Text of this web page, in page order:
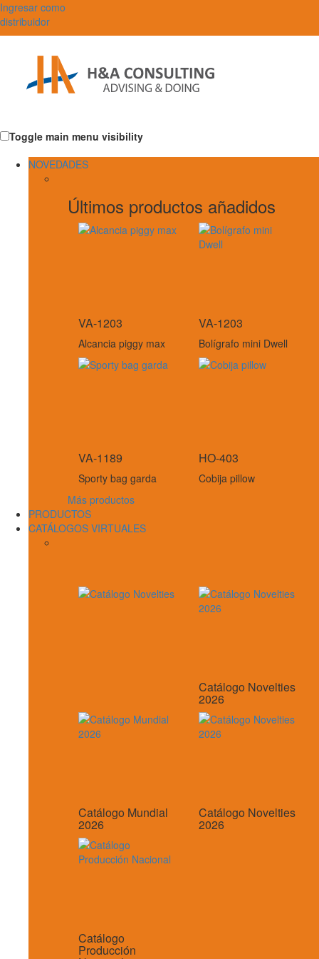
Ingresar como
distribuidor
Toggle main menu visibility
NOVEDADES
Últimos productos añadidos
VA-1203
Alcancia piggy max
VA-1203
Bolígrafo mini Dwell
VA-1189
Sporty bag garda
HO-403
Cobija pillow
Más productos
PRODUCTOS
CATÁLOGOS VIRTUALES
Catálogo Novelties
2026
Catálogo Mundial
2026
Catálogo Novelties
2026
Catálogo
Producción